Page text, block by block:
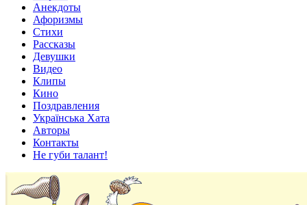
Анекдоты
Афоризмы
Стихи
Рассказы
Девушки
Видео
Клипы
Кино
Поздравления
Українська Хата
Авторы
Контакты
Не губи талант!